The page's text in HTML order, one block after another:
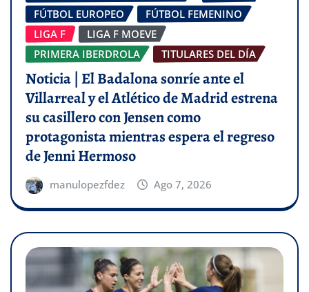
FÚTBOL EUROPEO
FÚTBOL FEMENINO
LIGA F
LIGA F MOEVE
PRIMERA IBERDROLA
TITULARES DEL DÍA
Noticia | El Badalona sonríe ante el
Villarreal y el Atlético de Madrid estrena
su casillero con Jensen como
protagonista mientras espera el regreso
de Jenni Hermoso
manulopezfdez Ago 7, 2026